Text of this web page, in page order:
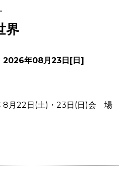
界
年08月23日[日]
8月22日(土)・23日(日)会 場